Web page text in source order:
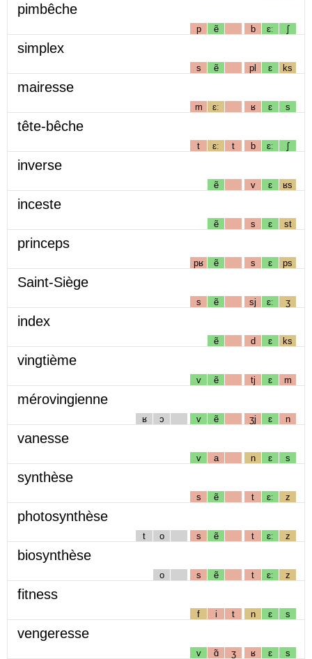
pimbêche
p ẽ b ɛː ʃ
simplex
s ẽ pl ɛ ks
mairesse
m ɛː ʁ ɛ s
tête-bêche
t ɛː t b ɛː ʃ
inverse
ẽ v ɛ ʁs
inceste
ẽ s ɛ st
princeps
pʁ ẽ s ɛ ps
Saint-Siège
s ẽ sj ɛː ʒ
index
ẽ d ɛ ks
vingtième
v ẽ tj ɛ m
mérovingienne
ʁ ɔ v ẽ ʒj ɛ n
vanesse
v a n ɛ s
synthèse
s ẽ t ɛː z
photosynthèse
t o s ẽ t ɛː z
biosynthèse
o s ẽ t ɛː z
fitness
f i t n ɛ s
vengeresse
v ɑ̃ ʒ ʁ ɛ s